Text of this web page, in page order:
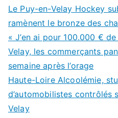
Le Puy-en-Velay Hockey
ramènent le bronze des
« J’en ai pour 100.000 €
Velay, les commerçants
semaine après l’orage
Haute-Loire Alcoolémie,
d’automobilistes contrôlés
Velay